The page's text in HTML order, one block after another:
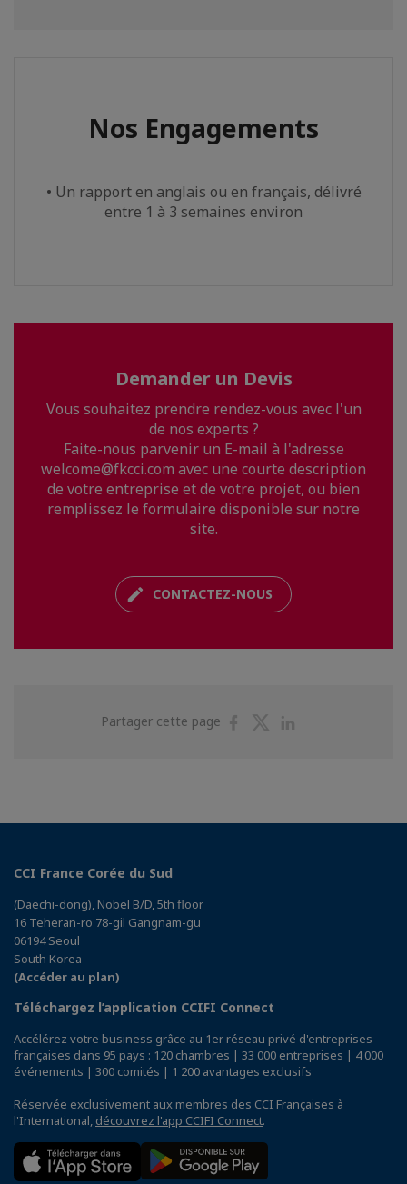
Nos Engagements
• Un rapport en anglais ou en français, délivré
entre 1 à 3 semaines environ
Demander un Devis
Vous souhaitez prendre rendez-vous avec l'un
de nos experts ?
Faite-nous parvenir un E-mail à l'adresse
welcome@fkcci.com avec une courte description
de votre entreprise et de votre projet, ou bien
remplissez le formulaire disponible sur notre
site.
CONTACTEZ-NOUS
Partager cette page
PartagerPartager
CCI France Corée du Sud
(Daechi-dong), Nobel B/D, 5th floor
16 Teheran-ro 78-gil Gangnam-gu
06194 Seoul
South Korea
(Accéder au plan)
Téléchargez l’application CCIFI Connect
Accélérez votre business grâce au 1er réseau privé d'entreprises
françaises dans 95 pays : 120 chambres | 33 000 entreprises | 4 000
événements | 300 comités | 1 200 avantages exclusifs
Réservée exclusivement aux membres des CCI Françaises à
l'International, découvrez l'app CCIFI Connect.